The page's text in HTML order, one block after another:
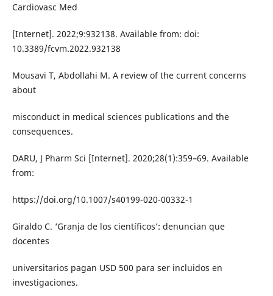
Cardiovasc Med
[Internet]. 2022;9:932138. Available from: doi:
10.3389/fcvm.2022.932138
Mousavi T, Abdollahi M. A review of the current concerns
about
misconduct in medical sciences publications and the
consequences.
DARU, J Pharm Sci [Internet]. 2020;28(1):359–69. Available
from:
https://doi.org/10.1007/s40199-020-00332-1
Giraldo C. ‘Granja de los científicos’: denuncian que
docentes
universitarios pagan USD 500 para ser incluidos en
investigaciones.